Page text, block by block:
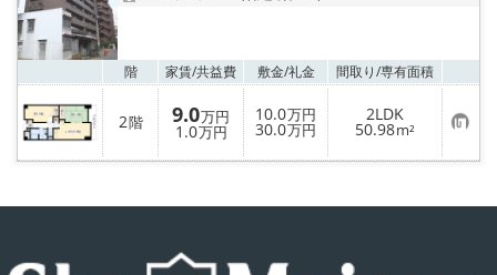
階 家賃/共益費 敷金/礼金 間取り/専有面積
2階 9.0万円
1.0万円
10.0万円
30.0万円
2LDK
50.98m² お
気
に
登